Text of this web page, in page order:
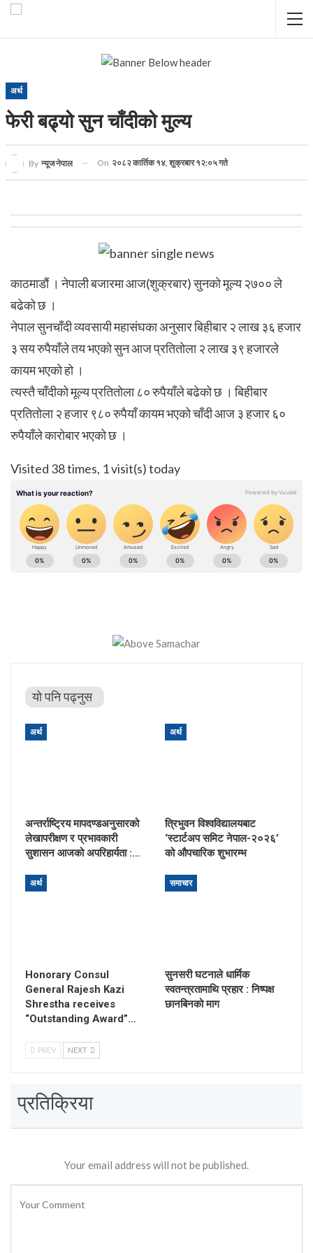
अर्थ
फेरी बढ्यो सुन चाँदीको मुल्य
By न्यूज नेपाल On २०८२ कार्तिक १४, शुक्रबार १२:०५ गते
काठमाडौं । नेपाली बजारमा आज(शुक्रबार) सुनको मूल्य २७०० ले
बढेको छ ।
नेपाल सुनचाँदी व्यवसायी महासंघका अनुसार बिहीबार २ लाख ३६ हजार
३ सय रुपैयाँले तय भएको सुन आज प्रतितोला २ लाख ३९ हजारले
कायम भएको हो ।
त्यस्तै चाँदीको मूल्य प्रतितोला ८० रुपैयाँले बढेको छ । बिहीबार
प्रतितोला २ हजार ९८० रुपैयाँ कायम भएको चाँदी आज ३ हजार ६०
रुपैयाँले कारोबार भएको छ ।
Visited 38 times, 1 visit(s) today
यो पनि पढ्नुस
अर्थ
अन्तर्राष्ट्रिय मापदण्डअनुसारको
लेखापरीक्षण र प्रभावकारी
सुशासन आजको अपरिहार्यता :…
अर्थ
त्रिभुवन विश्वविद्यालयबाट
‘स्टार्टअप समिट नेपाल-२०२६’
को औपचारिक शुभारम्भ
अर्थ
Honorary Consul
General Rajesh Kazi
Shrestha receives
“Outstanding Award”…
समाचार
सुनसरी घटनाले धार्मिक
स्वतन्त्रतामाथि प्रहार : निष्पक्ष
छानबिनको माग
PREV NEXT
प्रतिक्रिया
Your email address will not be published.